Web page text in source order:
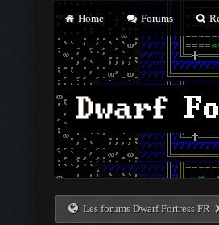
Home Forums
Les forums Dwarf Fortress FR